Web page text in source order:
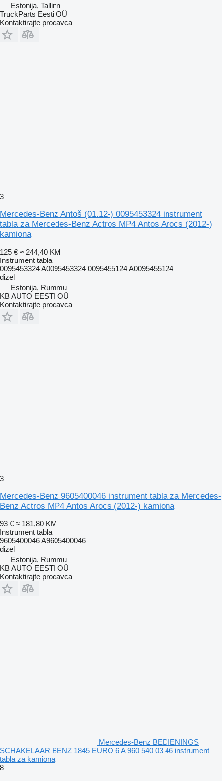
Estonija, Tallinn
TruckParts Eesti OÜ
Kontaktirajte prodavca
3
Mercedes-Benz Antoš (01.12-) 0095453324 instrument
tabla za Mercedes-Benz Actros MP4 Antos Arocs (2012-)
kamiona
125 € ≈ 244,40 KM
Instrument tabla
0095453324 A0095453324 0095455124 A0095455124
dizel
Estonija, Rummu
KB AUTO EESTI OÜ
Kontaktirajte prodavca
3
Mercedes-Benz 9605400046 instrument tabla za Mercedes-
Benz Actros MP4 Antos Arocs (2012-) kamiona
93 € ≈ 181,80 KM
Instrument tabla
9605400046 A9605400046
dizel
Estonija, Rummu
KB AUTO EESTI OÜ
Kontaktirajte prodavca
Mercedes-Benz BEDIENINGS
SCHAKELAAR BENZ 1845 EURO 6 A 960 540 03 46 instrument
tabla za kamiona
8